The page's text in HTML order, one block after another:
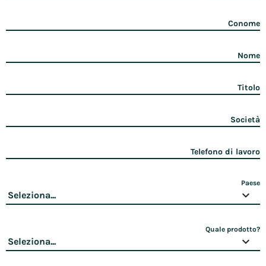
Conome
Nome
Titolo
Società
Telefono di lavoro
Paese
Quale prodotto?